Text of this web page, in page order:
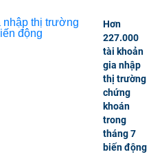
Hơn
227.000
tài khoản
gia nhập
thị trường
chứng
khoán
trong
tháng 7
biến động